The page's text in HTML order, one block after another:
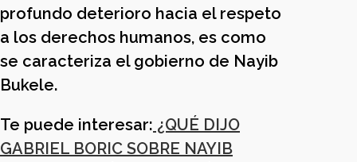
profundo deterioro hacia el respeto
a los derechos humanos, es como
se caracteriza el gobierno de Nayib
Bukele.
Te puede interesar: ¿QUÉ DIJO
GABRIEL BORIC SOBRE NAYIB